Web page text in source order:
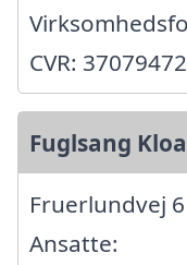
CVR: 37079472
Fuglsang
Fruerlundvej
Ansatte: